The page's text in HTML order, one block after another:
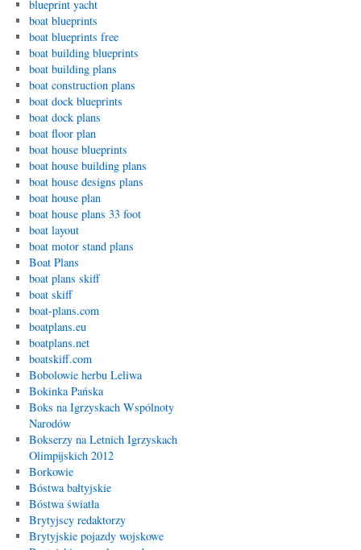
blueprint yacht
boat blueprints
boat blueprints free
boat building blueprints
boat building plans
boat construction plans
boat dock blueprints
boat dock plans
boat floor plan
boat house blueprints
boat house building plans
boat house designs plans
boat house plan
boat house plans 33 foot
boat layout
boat motor stand plans
Boat Plans
boat plans skiff
boat skiff
boat-plans.com
boatplans.eu
boatplans.net
boatskiff.com
Bobolowie herbu Leliwa
Bokinka Pańska
Boks na Igrzyskach Wspólnoty
Narodów
Bokserzy na Letnich Igrzyskach
Olimpijskich 2012
Borkowie
Bóstwa bałtyjskie
Bóstwa światła
Brytyjscy redaktorzy
Brytyjskie pojazdy wojskowe